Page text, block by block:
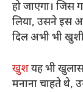
हो जाएगा।
लिया, उसने इस
दिल अभी भी
खुशयह भी
मनाना चाहते थे,